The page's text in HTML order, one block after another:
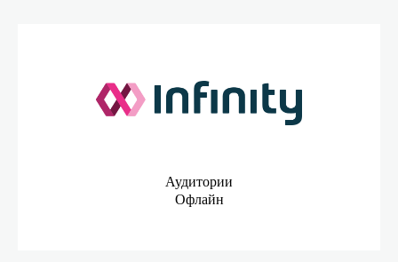
Аудитории
Офлайн